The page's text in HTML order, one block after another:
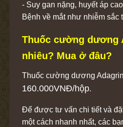
- Suy gan nặng, huyết áp
Bệnh về mắt như nhiễm sắc
Thuốc cường dương
nhiêu? Mua ở đâu?
Thuốc cường dương
160.000VNĐ/hộp.
Để được tư vấn chi tiết và
một cách nhanh nhất, các